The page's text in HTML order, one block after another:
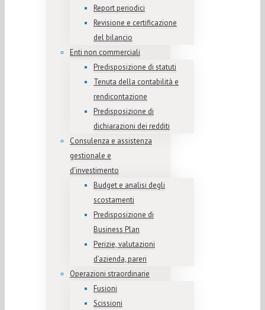
Report periodici
Revisione e certificazione
del bilancio
Enti non commerciali
Predisposizione di statuti
Tenuta della contabilità e
rendicontazione
Predisposizione di
dichiarazioni dei redditi
Consulenza e assistenza
gestionale e
d’investimento
Budget e analisi degli
scostamenti
Predisposizione di
Business Plan
Perizie, valutazioni
d’azienda, pareri
Operazioni straordinarie
Fusioni
Scissioni